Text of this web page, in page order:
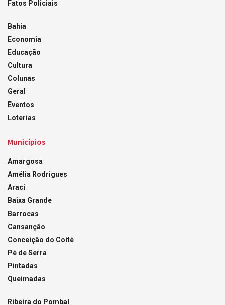
Fatos Policiais
Bahia
Economia
Educação
Cultura
Colunas
Geral
Eventos
Loterias
Municípios
Amargosa
Amélia Rodrigues
Araci
Baixa Grande
Barrocas
Cansanção
Conceição do Coité
Pé de Serra
Pintadas
Queimadas
Ribeira do Pombal